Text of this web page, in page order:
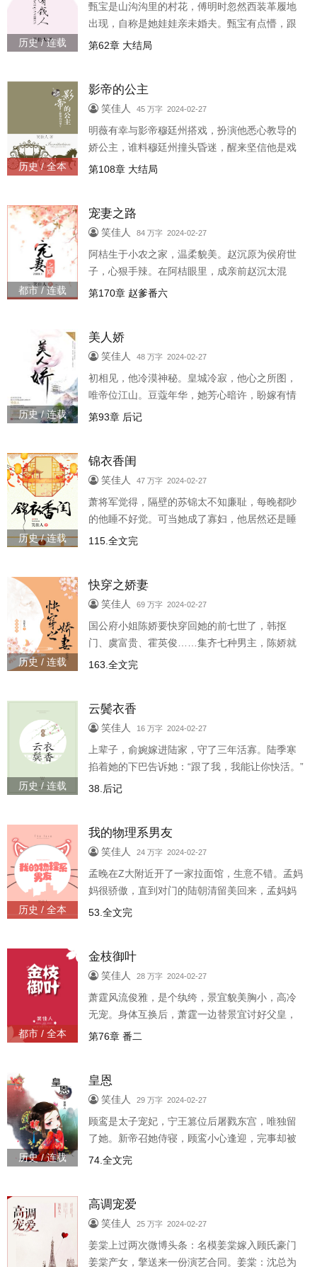
历史 / 连载
甄宝是山沟沟里的村花，傅明时忽然西装革履地
出现，自称是她娃娃亲未婚夫。甄宝有点懵，跟
他去了大城市，才发现这位腰细腿长的未婚夫，
第62章 大结局
历史 / 全本
影帝的公主
笑佳人 45 万字 2024-02-27
明薇有幸与影帝穆廷州搭戏，扮演他悉心教导的
娇公主，谁料穆廷州撞头昏迷，醒来坚信他是戏
中太傅，从此对她毕恭毕敬又管东管西！廷州单
第108章 大结局
都市 / 连载
宠妻之路
笑佳人 84 万字 2024-02-27
阿桔生于小农之家，温柔貌美。赵沉原为侯府世
子，心狠手辣。在阿桔眼里，成亲前赵沉太混
蛋，成亲后他才慢慢变好了。赵沉却觉得，最初
第170章 赵爹番六
历史 / 连载
美人娇
笑佳人 48 万字 2024-02-27
初相见，他冷漠神秘。皇城冷寂，他心之所图，
唯帝位江山。豆蔻年华，她芳心暗许，盼嫁有情
郎。再重逢，她情根深种。他隐瞒身份，机关算
第93章 后记
历史 / 连载
锦衣香闺
笑佳人 47 万字 2024-02-27
萧将军觉得，隔壁的苏锦太不知廉耻，每晚都吵
的他睡不好觉。可当她成了寡妇，他居然还是睡
不着。.苏锦的三个男人：一号嫌贫爱富把她甩
115.全文完
历史 / 连载
快穿之娇妻
笑佳人 69 万字 2024-02-27
国公府小姐陈娇要快穿回她的前七世了，韩抠
门、虞富贵、霍英俊……集齐七种男主，陈娇就
能收获一枚新帝。.注：男主都是同一人，新帝。*
163.全文完
历史 / 连载
云鬓衣香
笑佳人 16 万字 2024-02-27
上辈子，俞婉嫁进陆家，守了三年活寡。陆季寒
掐着她的下巴告诉她：“跟了我，我能让你快活。”
当时俞婉只想逃离，如今重生，她要换个活法。.
38.后记
历史 / 全本
我的物理系男友
笑佳人 24 万字 2024-02-27
孟晚在Z大附近开了一家拉面馆，生意不错。孟妈
妈很骄傲，直到对门的陆朝清留美回来，孟妈妈
又开始念叨：“人家朝清就大你两岁，现在在Z大
53.全文完
都市 / 全本
金枝御叶
笑佳人 28 万字 2024-02-27
萧霆风流俊雅，是个纨绔，景宜貌美胸小，高冷
无宠。身体互换后，萧霆一边替景宜讨好父皇，
一边丰胸养颜练腰，婚后好造福自己，未料熬到
第76章 番二
历史 / 连载
皇恩
笑佳人 29 万字 2024-02-27
顾鸾是太子宠妃，宁王篡位后屠戮东宫，唯独留
了她。新帝召她侍寝，顾鸾小心逢迎，完事却被
他拧了脖子！重生后的顾鸾瑟瑟发抖：变态好可
74.全文完
高调宠爱
笑佳人 25 万字 2024-02-27
姜棠上过两次微博头条：名模姜棠嫁入顾氏豪门
姜棠产女，擎送来一份演艺合同。姜棠：沈总为